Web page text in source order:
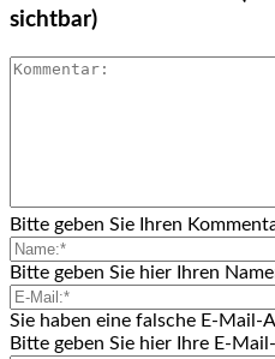
sichtbar)
Bitte geben Sie Ihren
Bitte geben Sie hier Ihren
Sie haben eine falsche E-Mail-
Bitte geben Sie hier Ihre E-